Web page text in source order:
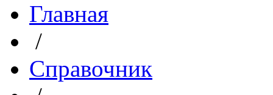
Главная
/
Справочник